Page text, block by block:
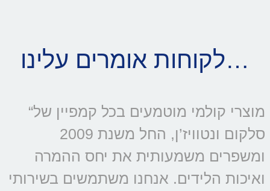
לקוחות אומרים עלינו…
“מוצרי קולמי מוטמעים בכל קמפיין של
סלקום ונטוויז’ן, החל משנת 2009
ומשפרים משמעותית את יחס ההמרה
ואיכות הלידים. אנחנו משתמשים בשירותי